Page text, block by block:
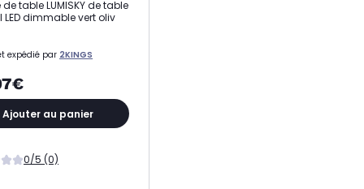
table LUMISKY de table
LED dimmable vert oliv
expédié par 2KINGS
Ajouter au panier
0/5 (0)